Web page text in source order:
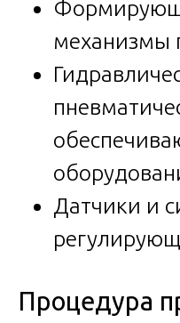
механизмы
Датчики и
Процедура